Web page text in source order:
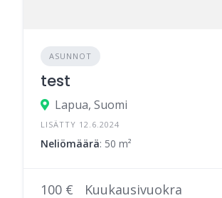
ASUNNOT
test
Lapua, Suomi
LISÄTTY 12.6.2024
Neliömäärä: 50 m²
100 € Kuukausivuokra